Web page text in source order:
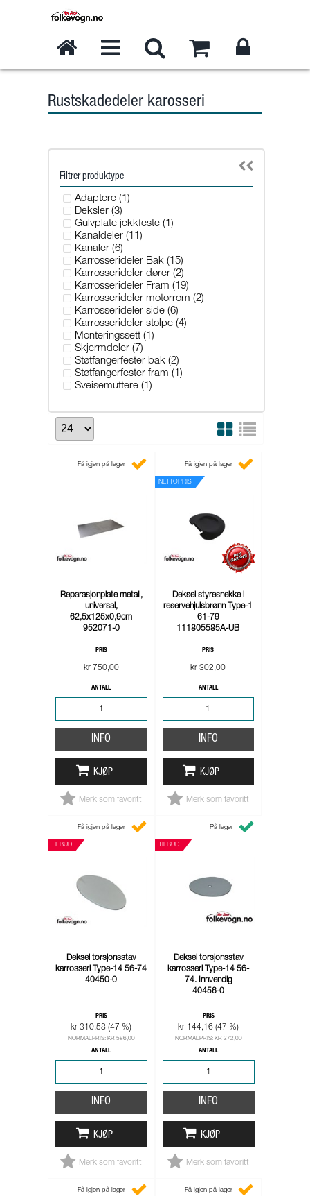
Rustskadedeler karosseri
Filtrer produktype
Adaptere (1)
Deksler (3)
Gulvplate jekkfeste (1)
Kanaldeler (11)
Kanaler (6)
Karrosserideler Bak (15)
Karrosserideler dører (2)
Karrosserideler Fram (19)
Karrosserideler motorrom (2)
Karrosserideler side (6)
Karrosserideler stolpe (4)
Monteringssett (1)
Skjermdeler (7)
Støtfangerfester bak (2)
Støtfangerfester fram (1)
Sveisemuttere (1)
Få igjen på lager
Reparasjonplate metall,
universal,
62,5x125x0,9cm
952071-0
PRIS
kr 750,00
ANTALL
INFO
KJØP
Merk som favoritt
NETTOPRIS
Få igjen på lager
Deksel styresnekke i
reservehjulsbrønn Type-1
61-79
111805585A-UB
PRIS
kr 302,00
ANTALL
INFO
KJØP
Merk som favoritt
TILBUD
Få igjen på lager
Deksel torsjonsstav
karrosseri Type-14 56-74
40450-0
PRIS
kr 310,58 (47 %)
NORMALPRIS: KR 586,00
ANTALL
INFO
KJØP
Merk som favoritt
TILBUD
På lager
Deksel torsjonsstav
karrosseri Type-14 56-
74. Innvendig
40456-0
PRIS
kr 144,16 (47 %)
NORMALPRIS: KR 272,00
ANTALL
INFO
KJØP
Merk som favoritt
Få igjen på lager Få igjen på lager